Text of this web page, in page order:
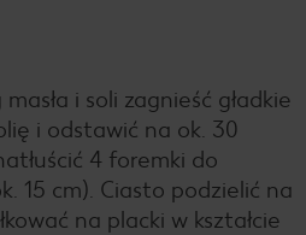
i soli zagnieść gładkie
i odstawić na ok. 30
4 foremki do
15 cm). Ciasto podzielić na
na placki w kształcie